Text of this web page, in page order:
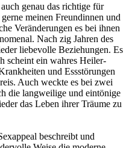
genau das richtige für
meinen Freundinnen und
Veränderungen es bei ihnen
Nach zig Jahren des
liebevolle Beziehungen. Es
scheint ein wahres Heiler-
und Essstörungen
Auch weckte es bei zwei
die langweilige und eintönige
das Leben ihrer Träume zu
beschreibt und